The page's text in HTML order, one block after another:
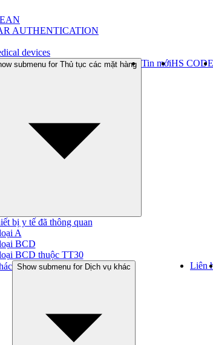
AUTHENTICATION
devices
submenu for Thủ tục các mặt hàng
bị y tế đã thông quan
A
BCD
BCD thuộc TT30
Tin mớiHS CODE
Show submenu for Dịch vụ khác Liên